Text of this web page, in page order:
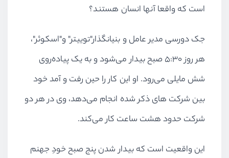
است که واقعا آنها انسان هستند؟
جک دورسی مدیر عامل و بنیانگذار"توییتر" و"اسکوئر"،
هر روز ۵:۳۰ صبح بیدار می‌شود و به یک پیاده‌روی
شش مایلی می‌رود. او این کار را حین رفت و آمد خود
بین شرکت های ذکر شده انجام می‌دهد، وی در هر دو
شرکت حدود هشت ساعت کار می‌کند.
این واقعیت است که بیدار شدن پنج صبح خودِ جهنم